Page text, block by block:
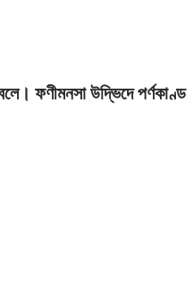
ফণীমনসা উদ্ভিদে পর্ণকাণ্ড